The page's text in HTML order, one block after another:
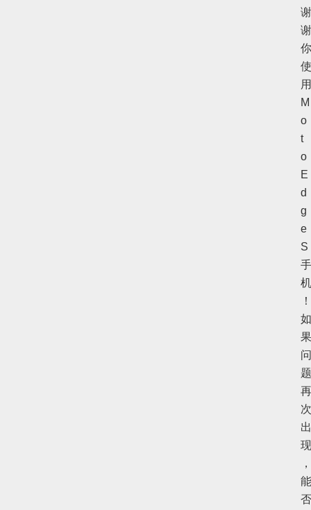
谢
谢
你
使
用
M
o
t
o
E
d
g
e
S
手
机
！
如
果
问
题
再
次
出
现
，
能
否